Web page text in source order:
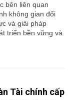
bên liên quan
không gian đối
và giải pháp
triển bền vững và
Tài chính cấp